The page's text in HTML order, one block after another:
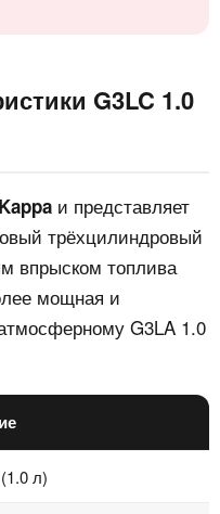
G3LC 1.0
Kappa и представляет
трёхцилиндровый
впрыском топлива
мощная и
G3LA 1.0
л)